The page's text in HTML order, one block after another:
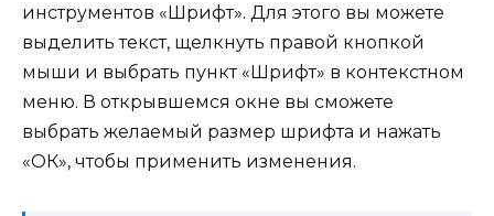
инструментов «Шрифт». Для этого вы можете
выделить текст, щелкнуть правой кнопкой
мыши и выбрать пункт «Шрифт» в контекстном
меню. В открывшемся окне вы сможете
выбрать желаемый размер шрифта и нажать
«ОК», чтобы применить изменения.